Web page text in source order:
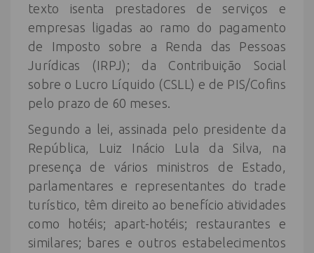
texto isenta prestadores de serviços e
empresas ligadas ao ramo do pagamento
de Imposto sobre a Renda das Pessoas
Jurídicas (IRPJ); da Contribuição Social
sobre o Lucro Líquido (CSLL) e de PIS/Cofins
pelo prazo de 60 meses.
Segundo a lei, assinada pelo presidente da
República, Luiz Inácio Lula da Silva, na
presença de vários ministros de Estado,
parlamentares e representantes do trade
turístico, têm direito ao benefício atividades
como hotéis; apart-hotéis; restaurantes e
similares; bares e outros estabelecimentos